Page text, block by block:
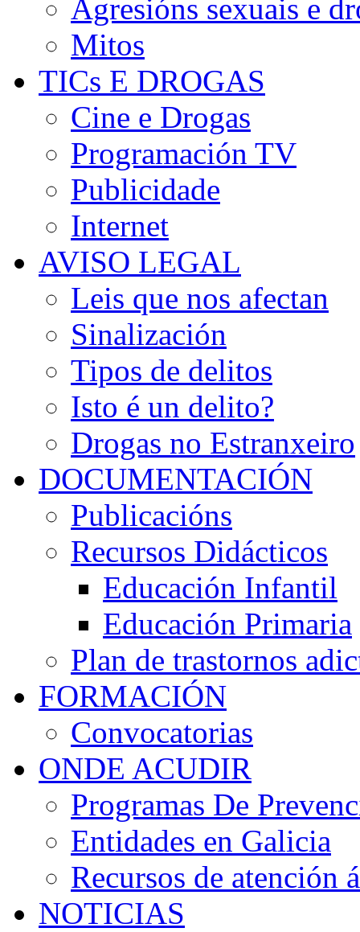
Agresións sexuais e
Mitos
TICs E DROGAS
Cine e Drogas
Programación TV
Publicidade
Internet
AVISO LEGAL
Leis que nos afectan
Sinalización
Tipos de delitos
Isto é un delito?
Drogas no Estranxeiro
DOCUMENTACIÓN
Publicacións
Recursos Didácticos
Educación Infantil
Educación Primaria
Plan de trastornos
FORMACIÓN
Convocatorias
ONDE ACUDIR
Programas De
Entidades en Galicia
Recursos de atención
NOTICIAS